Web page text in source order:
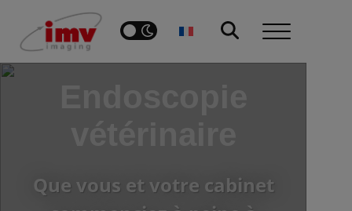
Que vous et votre cabinet